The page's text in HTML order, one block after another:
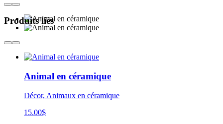
Produits liés
Animal en céramique
Décor, Animaux en céramique
15.00$